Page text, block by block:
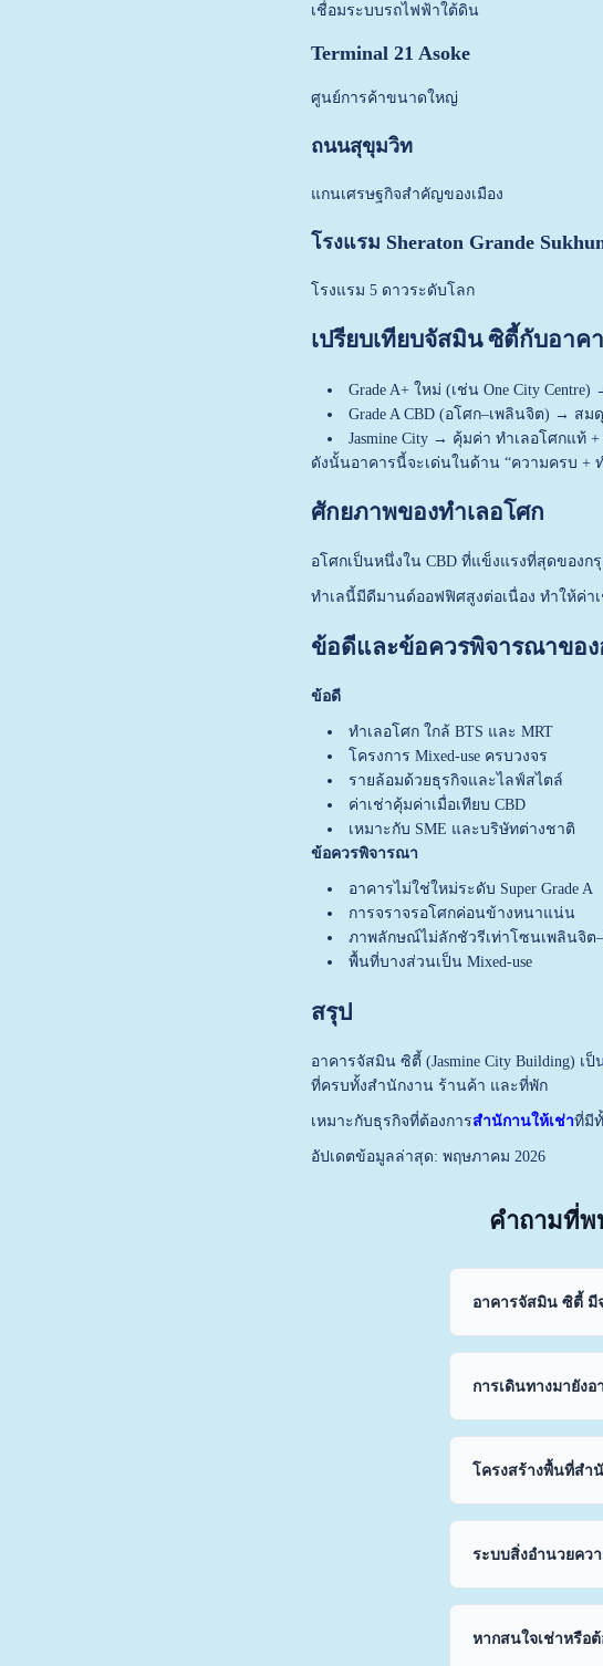
เชื่อมระบบรถไฟฟ้าใต้ดิน
Terminal 21 Asoke
ศูนย์การค้าขนาดใหญ่
ถนนสุขุมวิท
แกนเศรษฐกิจสำคัญของเมือง
โรงแรม Sheraton Grande
โรงแรม 5 ดาวระดับโลก
เปรียบเทียบจัสมิน ซิตี้กับอาค
Grade A+ ใหม่ (เช่น One City
Grade A CBD (อโศก–เพลินจิต) → ส
Jasmine City → คุ้มค่า ทำเลอโศกแท้ +
ดังนั้นอาคารนี้จะเด่นในด้าน “ความครบ +
ศักยภาพของทำเลอโศก
อโศกเป็นหนึ่งใน CBD ที่แข็งแรงที่สุดของก
ทำเลนี้มีดีมานด์ออฟฟิศสูงต่อเนื่อง ทำให้ค่า
ข้อดีและข้อควรพิจารณาขอ
ข้อดี
ทำเลอโศก ใกล้ BTS และ MRT
โครงการ Mixed-use ครบวงจร
รายล้อมด้วยธุรกิจและไลฟ์สไตล์
ค่าเช่าคุ้มค่าเมื่อเทียบ CBD
เหมาะกับ SME และบริษัทต่างชาติ
ข้อควรพิจารณา
อาคารไม่ใช่ใหม่ระดับ Super Grade A
การจราจรอโศกค่อนข้างหนาแน่น
ภาพลักษณ์ไม่ลักชัวรีเท่าโซนเพลินจิต
พื้นที่บางส่วนเป็น Mixed-use
สรุป
อาคารจัสมิน ซิตี้ (Jasmine City Building) เป็
ที่ครบทั้งสำนักงาน ร้านค้า และที่พัก
เหมาะกับธุรกิจที่ต้องการสำนักานให้เช่าที่มี
อัปเดตข้อมูลล่าสุด: พฤษภาคม 2026
คำถามที่พ
อาคารจัสมิน ซิตี้ มี
การเดินทางมายัง
โครงสร้างพื้นที่สำ
ระบบสิ่งอำนวยคว
หากสนใจเช่าหรือ